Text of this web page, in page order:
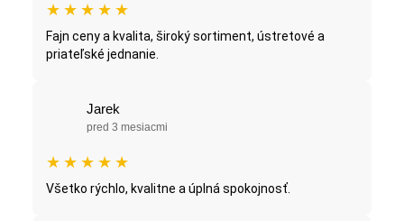
★ ★ ★ ★ ★
Fajn ceny a kvalita, široký sortiment, ústretové a
priateľské jednanie.
Jarek
pred 3 mesiacmi
★ ★ ★ ★ ★
Všetko rýchlo, kvalitne a úplná spokojnosť.